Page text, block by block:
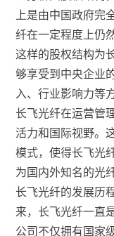
上是由中国政府完
纤在一定程度上仍
这样的股权结构为
够享受到中央企业
入、行业影响力等
长飞光纤在运营管
活力和国际视野。
模式，使得长飞光
为国内外知名的光
长飞光纤的发展历
来，长飞光纤一直
公司不仅拥有国家